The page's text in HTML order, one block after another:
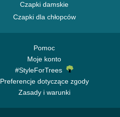
Czapki damskie
Czapki dla chłopców
Pomoc
Moje konto
#StyleForTrees
Preferencje dotyczące zgody
Zasady i warunki